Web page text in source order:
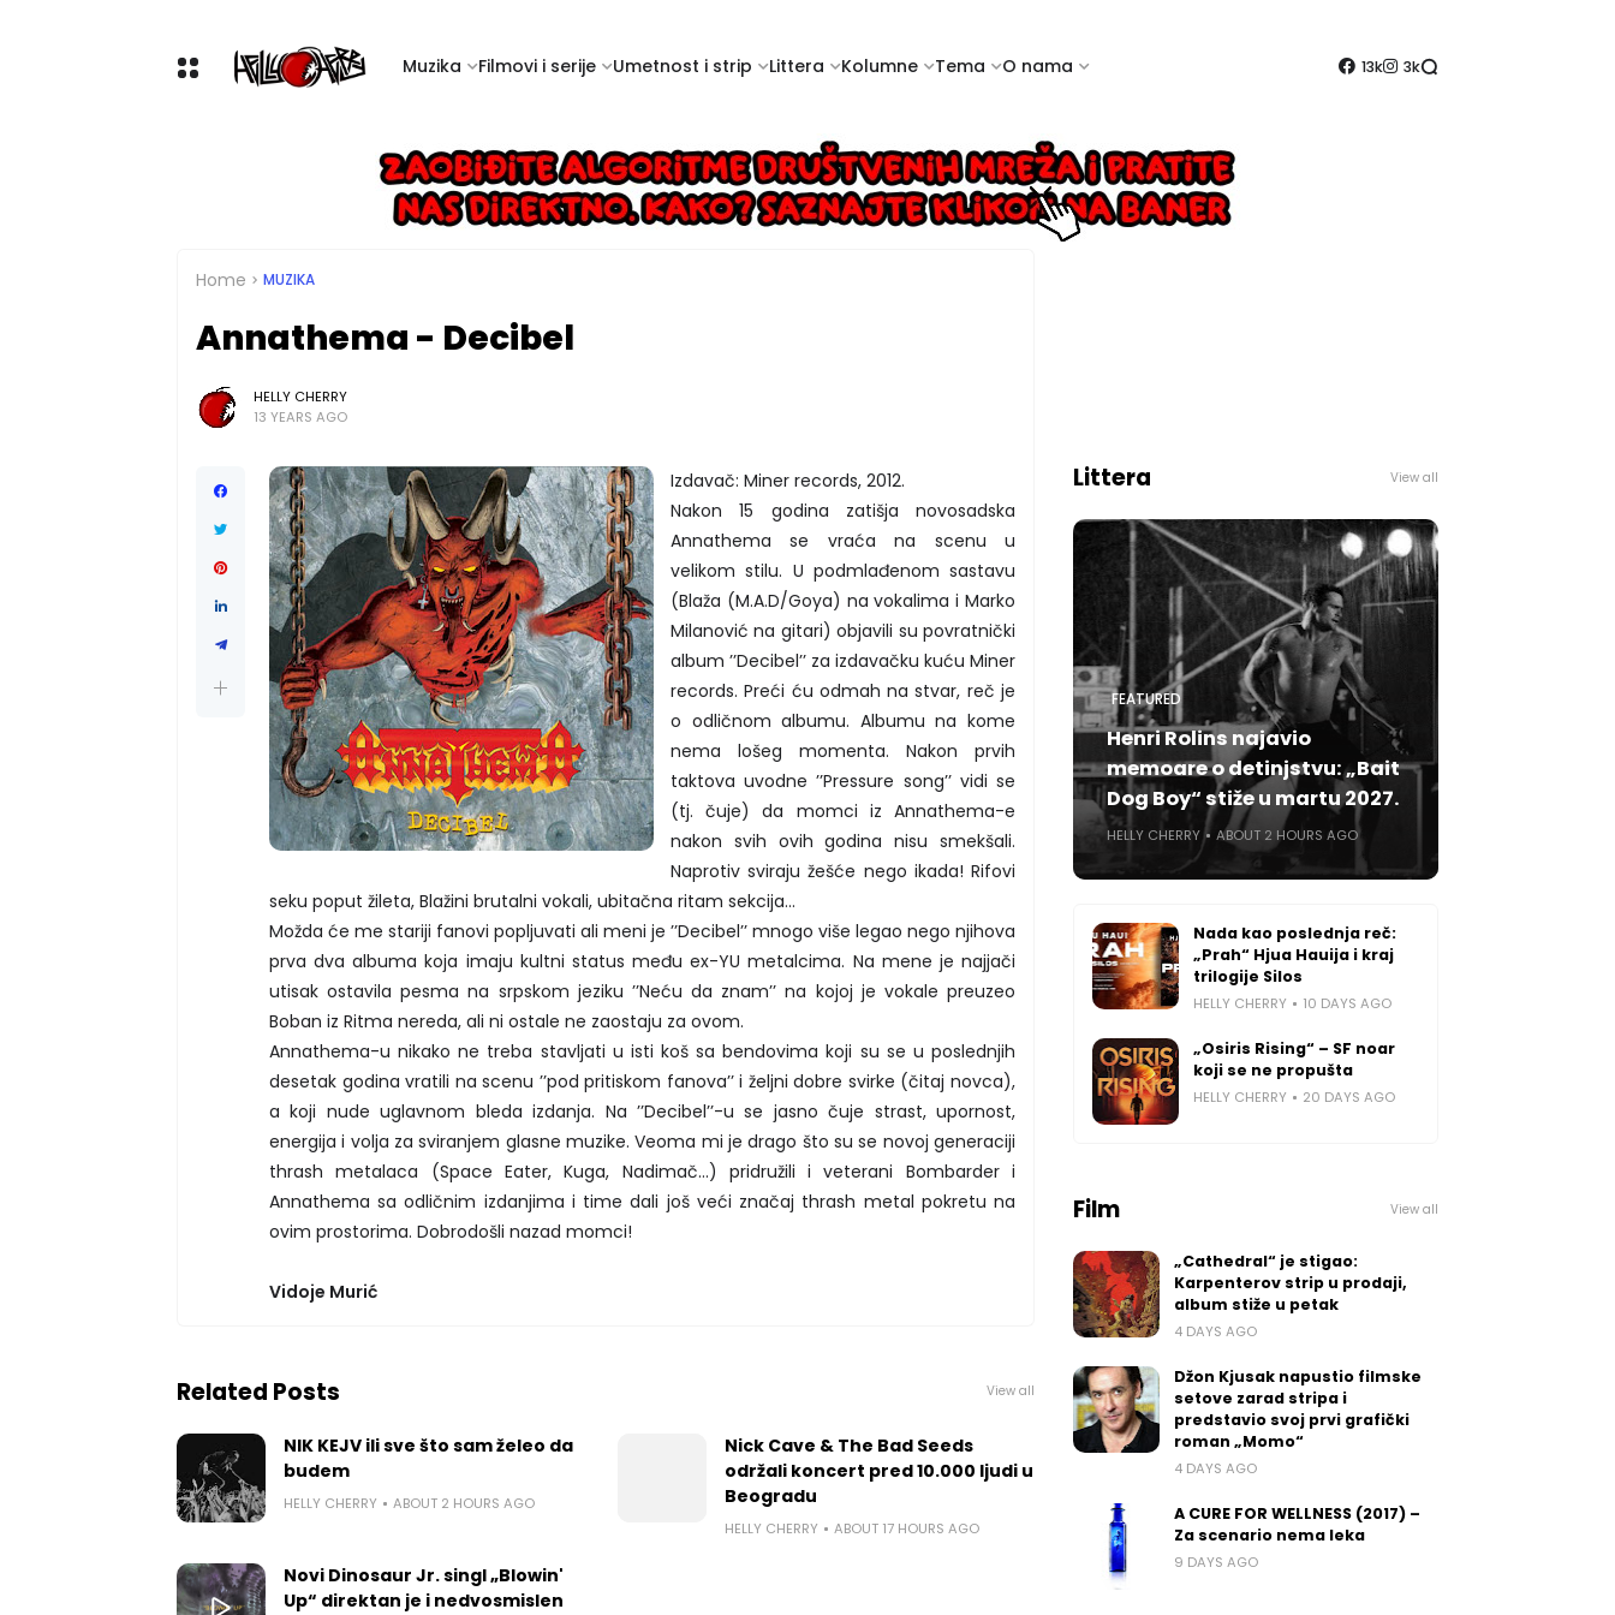
Muzika Filmovi i serije Umetnost i strip Littera Kolumne Tema O nama 13k 3k
Home MUZIKA
Annathema - Decibel
HELLY CHERRY
13 YEARS AGO
Izdavač: Miner records, 2012.
Nakon 15 godina zatišja novosadska
Annathema se vraća na scenu u
velikom stilu. U podmlađenom sastavu
(Blaža (M.A.D/Goya) na vokalima i Marko
Milanović na gitari) objavili su povratnički
album ’’Decibel’’ za izdavačku kuću Miner
records. Preći ću odmah na stvar, reč je
o odličnom albumu. Albumu na kome
nema lošeg momenta. Nakon prvih
taktova uvodne ’’Pressure song’’ vidi se
(tj. čuje) da momci iz Annathema-e
nakon svih ovih godina nisu smekšali.
Naprotiv sviraju žešće nego ikada! Rifovi
seku poput žileta, Blažini brutalni vokali, ubitačna ritam sekcija...
Možda će me stariji fanovi popljuvati ali meni je ’’Decibel’’ mnogo više legao nego njihova
prva dva albuma koja imaju kultni status među ex-YU metalcima. Na mene je najjači
utisak ostavila pesma na srpskom jeziku ’’Neću da znam’’ na kojoj je vokale preuzeo
Boban iz Ritma nereda, ali ni ostale ne zaostaju za ovom.
Annathema-u nikako ne treba stavljati u isti koš sa bendovima koji su se u poslednjih
desetak godina vratili na scenu ’’pod pritiskom fanova’’ i željni dobre svirke (čitaj novca),
a koji nude uglavnom bleda izdanja. Na ’’Decibel’’-u se jasno čuje strast, upornost,
energija i volja za sviranjem glasne muzike. Veoma mi je drago što su se novoj generaciji
thrash metalaca (Space Eater, Kuga, Nadimač...) pridružili i veterani Bombarder i
Annathema sa odličnim izdanjima i time dali još veći značaj thrash metal pokretu na
ovim prostorima. Dobrodošli nazad momci!
Vidoje Murić
Related Posts View all
NIK KEJV ili sve što sam želeo da
budem
HELLY CHERRY ABOUT 2 HOURS AGO
Nick Cave & The Bad Seeds
održali koncert pred 10.000 ljudi u
Beogradu
HELLY CHERRY ABOUT 17 HOURS AGO
Novi Dinosaur Jr. singl „Blowin'
Up“ direktan je i nedvosmislen
Littera View all
FEATURED
Henri Rolins najavio
memoare o detinjstvu: „Bait
Dog Boy“ stiže u martu 2027.
HELLY CHERRY ABOUT 2 HOURS AGO
Nada kao poslednja reč:
„Prah“ Hjua Hauija i kraj
trilogije Silos
HELLY CHERRY 10 DAYS AGO
„Osiris Rising“ – SF noar
koji se ne propušta
HELLY CHERRY 20 DAYS AGO
Film View all
„Cathedral“ je stigao:
Karpenterov strip u prodaji,
album stiže u petak
4 DAYS AGO
Džon Kjusak napustio filmske
setove zarad stripa i
predstavio svoj prvi grafički
roman „Momo“
4 DAYS AGO
A CURE FOR WELLNESS (2017) –
Za scenario nema leka
9 DAYS AGO